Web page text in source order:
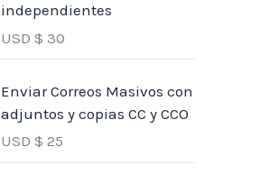
independientes
USD $ 30
Enviar Correos Masivos con
adjuntos y copias CC y CCO
USD $ 25